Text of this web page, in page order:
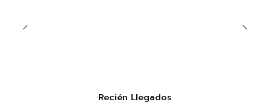
Recién Llegados